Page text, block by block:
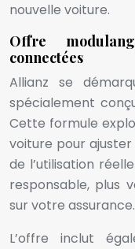
nouvelle voiture.
Offre
connectées
Allianz se
spécialement
Cette formule
voiture pour
de l’utilisation
responsable, plus
sur votre assurance.
L’offre inclut